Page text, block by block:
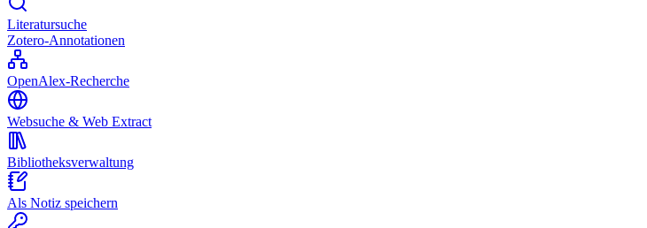
Literatursuche
Zotero-Annotationen
OpenAlex-Recherche
Websuche & Web Extract
Bibliotheksverwaltung
Als Notiz speichern